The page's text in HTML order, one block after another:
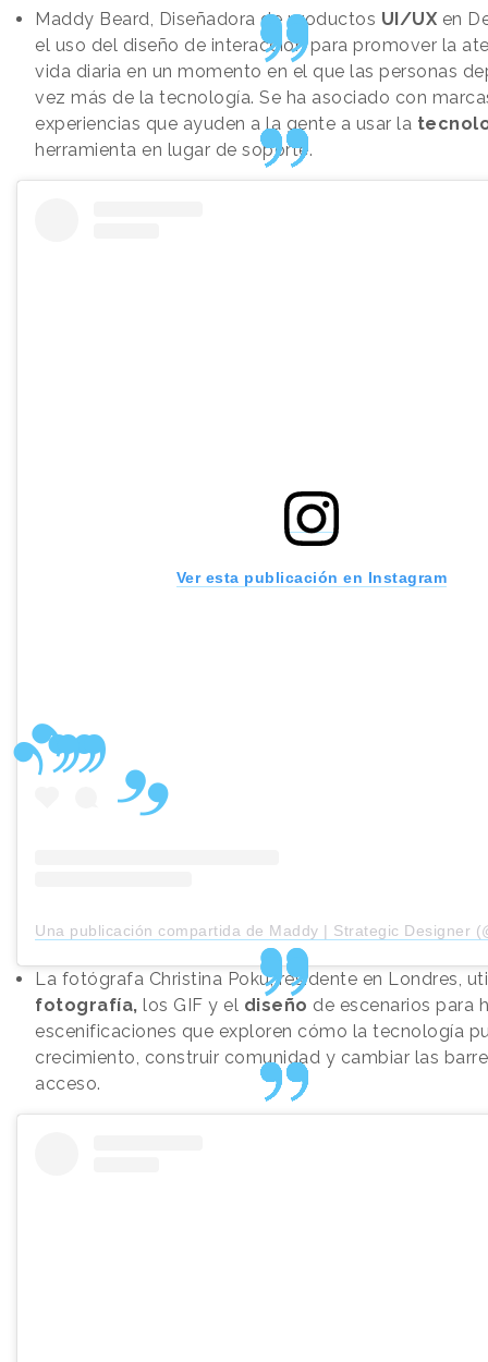
Maddy Beard, Diseñadora de productos UI/UX en
el uso del diseño de interacción para promover la
vida diaria en un momento en el que las personas
vez más de la tecnología. Se ha asociado con
experiencias que ayuden a la gente a usar la
herramienta en lugar de soporte.
Ver esta publicación en Instagram
Una publicación compartida de Maddy | Strategic Designer
La fotógrafa Christina Poku, residente en Londres,
fotografía, los GIF y el diseño de escenarios para
escenificaciones que exploren cómo la tecnología
crecimiento, construir comunidad y cambiar las
acceso.